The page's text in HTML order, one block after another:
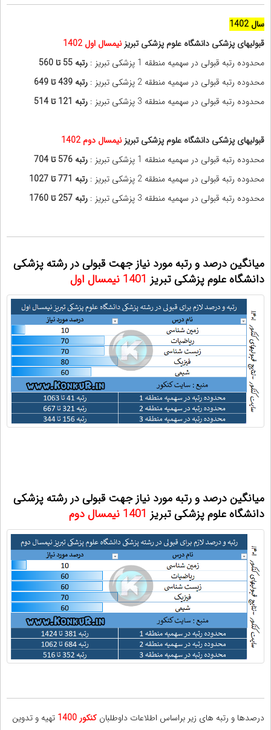
سال 1402
قبولیهای پزشکی دانشگاه علوم پزشکی تبریزنیمسال اول
محدوده رتبه قبولی در سهمیه منطقه 1 پزشکی تبریز :
رتبه 55 تا 560
محدوده رتبه قبولی در سهمیه منطقه 2 پزشکی تبریز :
رتبه 439 تا 649
محدوده رتبه قبولی در سهمیه منطقه 3 پزشکی تبریز :
رتبه 121 تا 514
قبولیهای پزشکی دانشگاه علوم پزشکی تبریزنیمسال دوم
محدوده رتبه قبولی در سهمیه منطقه 1 پزشکی تبریز :
رتبه 576 تا 704
محدوده رتبه قبولی در سهمیه منطقه 2 پزشکی تبریز :
رتبه 771 تا 1027
محدوده رتبه قبولی در سهمیه منطقه 3 پزشکی تبریز :
رتبه 257 تا 1760
میانگین درصد و رتبه مورد نیاز جهت قبولی در رشته پزشکی
دانشگاه علوم پزشکی تبریز 1401 نیمسال اول
میانگین درصد و رتبه مورد نیاز جهت قبولی در رشته پزشکی
دانشگاه علوم پزشکی تبریز 1401 نیمسال دوم
درصدها و رتبه های زیر براساس اطلاعات داوطلبان کنکور 1400
تهیه و تدوین